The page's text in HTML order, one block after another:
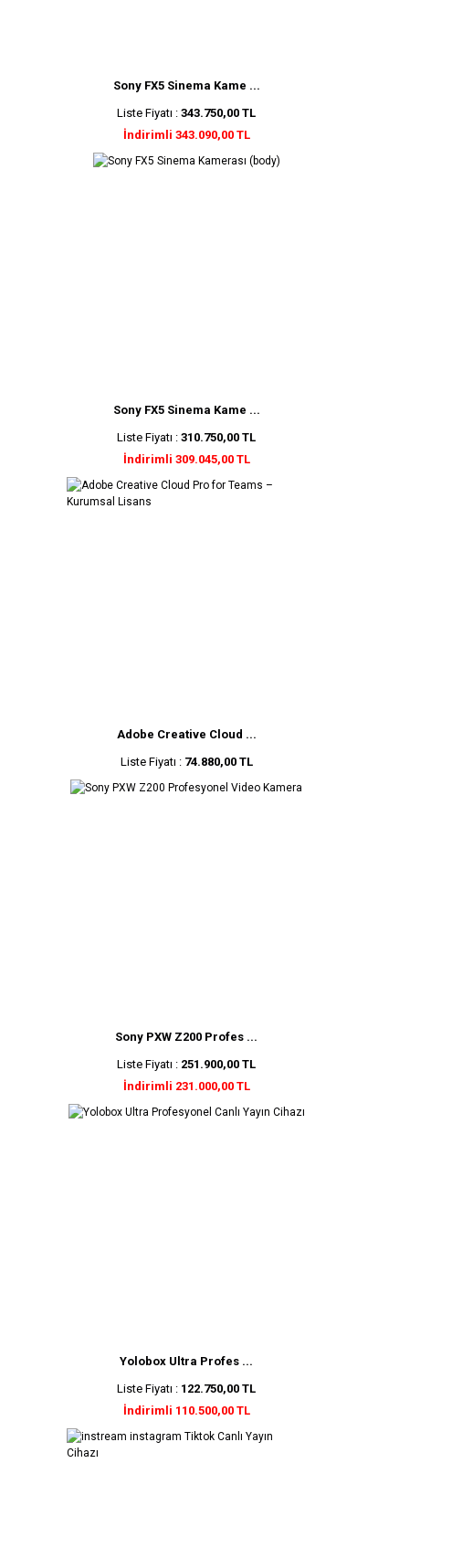
Sony FX5 Sinema Kame ...
Liste Fiyatı : 343.750,00 TL
İndirimli 343.090,00 TL
Sony FX5 Sinema Kame ...
Liste Fiyatı : 310.750,00 TL
İndirimli 309.045,00 TL
Adobe Creative Cloud ...
Liste Fiyatı : 74.880,00 TL
Sony PXW Z200 Profes ...
Liste Fiyatı : 251.900,00 TL
İndirimli 231.000,00 TL
Yolobox Ultra Profes ...
Liste Fiyatı : 122.750,00 TL
İndirimli 110.500,00 TL